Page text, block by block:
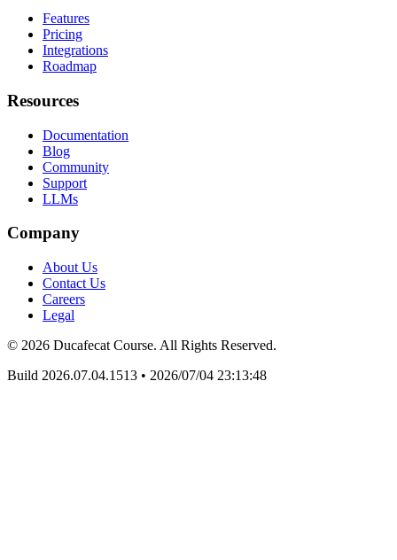
Features
Pricing
Integrations
Roadmap
Resources
Documentation
Blog
Community
Support
LLMs
Company
About Us
Contact Us
Careers
Legal
© 2026 Ducafecat Course. All Rights Reserved.
Build 2026.07.04.1513 • 2026/07/04 23:13:48